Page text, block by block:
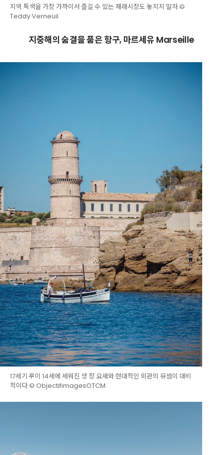
지역 특색을 가장 가까이서 즐길 수 있는 재래시장도 놓치지 말자.©
Teddy Verneuil
지중해의 숨결을 품은 항구, 마르세유 Marseille
17세기 루이 14세에 세워진 생 장 요새와 현대적인 외관의 뮤셈이 대비
적이다.© ObjectifimagesOTCM